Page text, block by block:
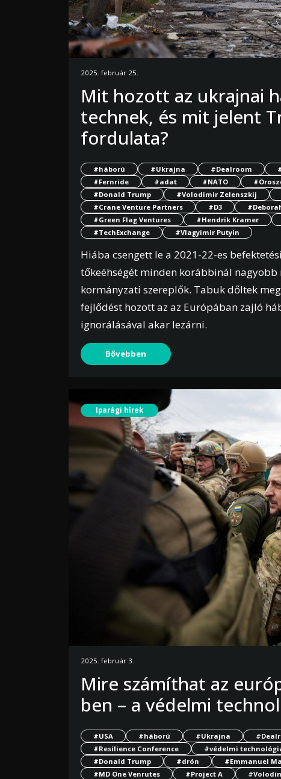
2025. február 25.
Mit hozott az ukrajnai
technek, és mit jelent
fordulata?
#háború #Ukrajna #Dealroom
#Fernride
#adat #NATO
#Donald Trump
#Volodimir Zelenszkij
#Crane Venture Partners
#D3
#Green Flag Ventures
#Hendrik Kramer
#TechExchange
#Vlagyimir Putyin
Hiába csengett le a 2021-22-es
tőkeéhségét minden korábbinál nagyobb
kormányzati szereplők. Tabuk dőltek
fejlődést hozott az az Európában zajló
ignorálásával akar lezárni.
Bővebben
Iparági hírek
2025. február 3.
Mire számíthat az
ben – a védelmi
#USA #háború #Ukrajna
#Resilience Conference
#védelmi
#Donald Trump
#drón #Emmanuel
#MD One Venrutes
#Project A